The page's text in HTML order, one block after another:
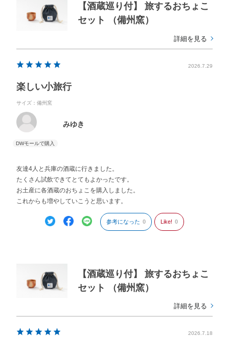
LINEには兵庫県のモデルコースしか出ていませんが、今度は自分なり
に岡山県コースを考えて周りたいと思います。楽しみです。
は自分なりに岡山県のコースを考えて周りたいと思います。
【酒蔵巡り付】 旅するおちょこ
セット （備州窯）
詳細を見る
2026.7.29
楽しい小旅行
サイズ：備州窯
みゆき
友達4人と兵庫の酒蔵に行きました。
たくさん試飲できてとてもよかったです。
お土産に各酒蔵のおちょこを購入しました。
これからも増やしていこうと思います。
参考になった 0 Like! 0
【酒蔵巡り付】 旅するおちょこ
セット （備州窯）
詳細を見る
2026.7.18